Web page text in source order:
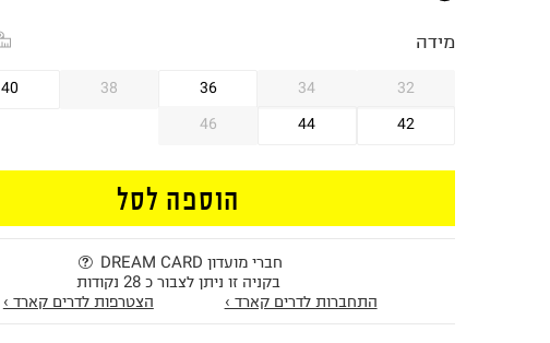
מידה
32
34
36
38
40
42
44
46
הוספה לסל
חברי מועדון DREAM CARD
בקניה זו ניתן לצבור כ 28 נקודות
התחברות לדרים קארד ›
הצטרפות לדרים קארד ›